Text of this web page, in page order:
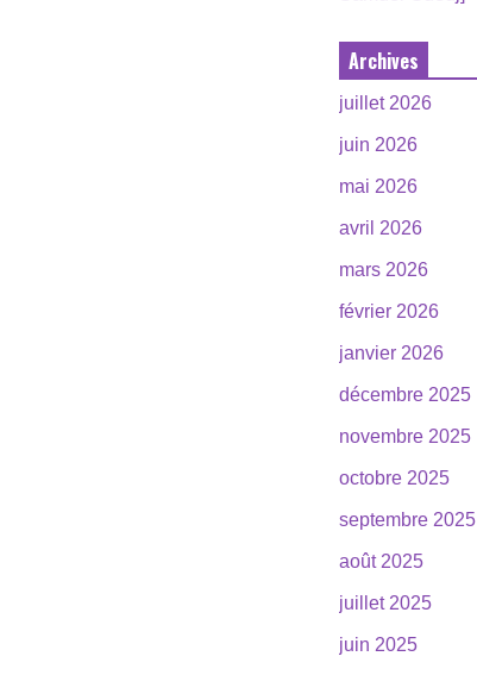
Archives
juillet 2026
juin 2026
mai 2026
avril 2026
mars 2026
février 2026
janvier 2026
décembre 2025
novembre 2025
octobre 2025
septembre 2025
août 2025
juillet 2025
juin 2025